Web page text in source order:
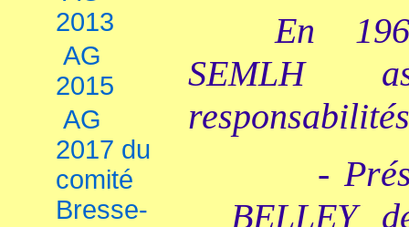
2013
AG
2015
AG
2017 du
comité
Bresse-
En
SEMLH
-
BELLEY